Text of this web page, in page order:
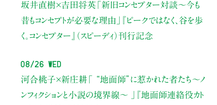
坂井直樹×吉田将英「新旧コンセプター対談～今も
昔もコンセプトが必要な理由」
『ピークではなく、谷を歩
く。コンセプター』（スピーディ）刊行記念
08/26 Wed
河合桃子×新庄耕「 “地面師”に惹かれた者たち〜ノ
ンフィクションと小説の境界線〜 」
『地面師連絡役カト